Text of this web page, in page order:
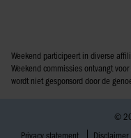
Weekend participeert in diverse
Weekend commissies ontvangt
wordt niet gesponsord door de
©
Privacy statement
Disclaimer